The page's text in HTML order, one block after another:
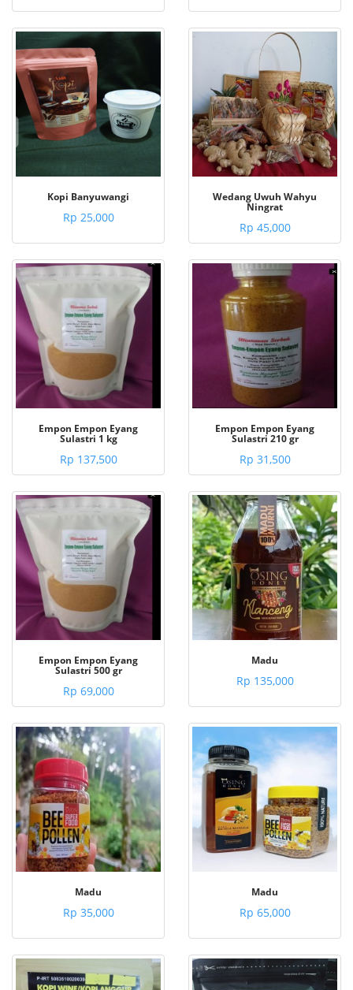
Kopi Banyuwangi
Rp 25,000
Wedang Uwuh Wahyu
Ningrat
Rp 45,000
Empon Empon Eyang
Sulastri 1 kg
Rp 137,500
Empon Empon Eyang
Sulastri 210 gr
Rp 31,500
Empon Empon Eyang
Sulastri 500 gr
Rp 69,000
Madu
Rp 135,000
Madu
Rp 35,000
Madu
Rp 65,000